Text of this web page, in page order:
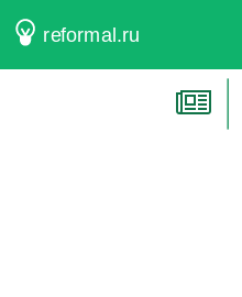
reformal.ru